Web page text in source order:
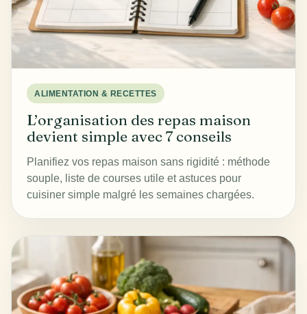
ALIMENTATION & RECETTES
L’organisation des repas maison
devient simple avec 7 conseils
Planifiez vos repas maison sans rigidité : méthode
souple, liste de courses utile et astuces pour
cuisiner simple malgré les semaines chargées.